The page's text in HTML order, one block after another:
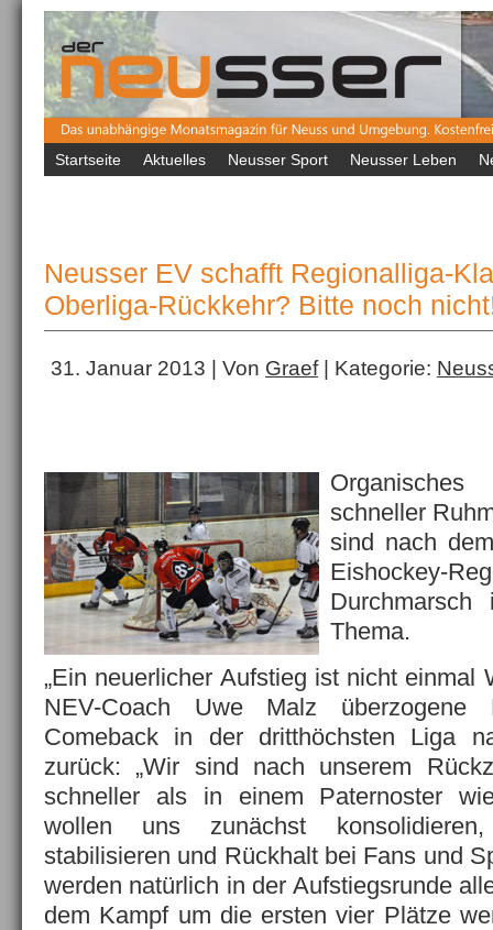
Startseite Aktuelles Neusser Sport Neusser Leben
Neusser EV schafft Regionalliga-
Oberliga-Rückkehr? Bitte noch
31. Januar 2013 | Von Graef| Kategorie:
schneller
sind nach
Eishockey-
Thema.
„Ein neuerlicher Aufstieg ist nicht einmal
NEV-Coach Uwe Malz überzogene
Comeback in der dritthöchsten Liga
zurück: „Wir sind nach unserem
schneller als in einem Paternoster
wollen uns zunächst
stabilisieren und Rückhalt bei Fans und
werden natürlich in der Aufstiegsrunde
dem Kampf um die ersten vier Plätze